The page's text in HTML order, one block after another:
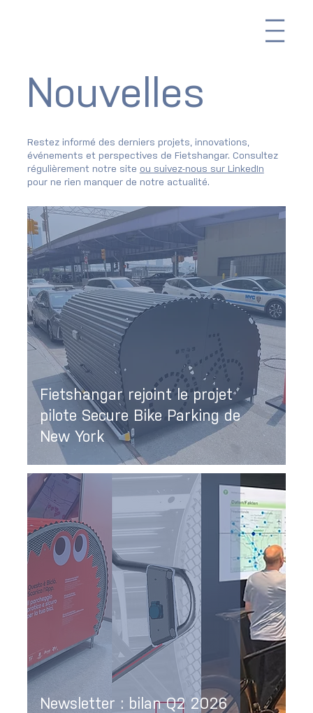
Nouvelles
Restez informé des derniers projets, innovations,
événements et perspectives de Fietshangar. Consultez
régulièrement notre site ou suivez-nous sur LinkedIn
pour ne rien manquer de notre actualité.
Fietshangar rejoint le projet
pilote Secure Bike Parking de
New York
Newsletter : bilan Q2 2026